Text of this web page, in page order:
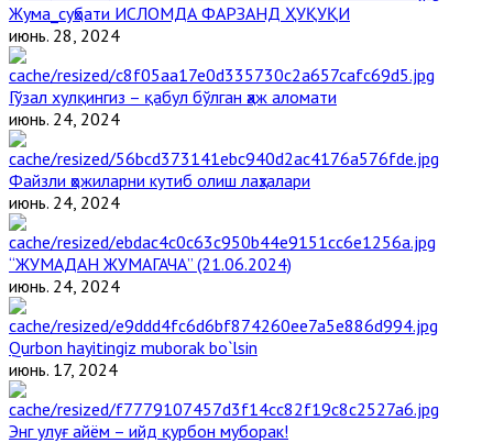
Жума_суҳбати ИСЛОМДА ФАРЗАНД ҲУҚУҚИ
июнь. 28, 2024
Гўзал хулқингиз – қабул бўлган ҳаж аломати
июнь. 24, 2024
Файзли ҳожиларни кутиб олиш лаҳзалари
июнь. 24, 2024
“ЖУМАДАН ЖУМАГАЧА” (21.06.2024)
июнь. 24, 2024
Qurbon hayitingiz muborak bo`lsin
июнь. 17, 2024
Энг улуғ айём – ийд қурбон муборак!